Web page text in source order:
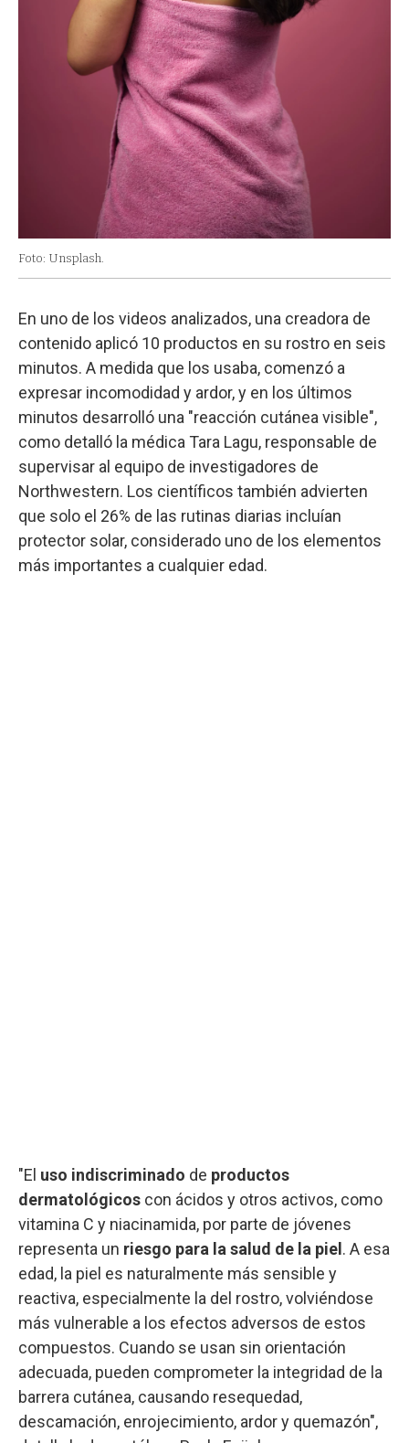
Foto: Unsplash.
En uno de los videos analizados, una creadora de
contenido aplicó 10 productos en su rostro en seis
minutos. A medida que los usaba, comenzó a
expresar incomodidad y ardor, y en los últimos
minutos desarrolló una "reacción cutánea visible",
como detalló la médica Tara Lagu, responsable de
supervisar al equipo de investigadores de
Northwestern. Los científicos también advierten
que solo el 26% de las rutinas diarias incluían
protector solar, considerado uno de los elementos
más importantes a cualquier edad.
"El uso indiscriminado de productos
dermatológicos con ácidos y otros activos, como
vitamina C y niacinamida, por parte de jóvenes
representa un riesgo para la salud de la piel . A esa
edad, la piel es naturalmente más sensible y
reactiva, especialmente la del rostro, volviéndose
más vulnerable a los efectos adversos de estos
compuestos. Cuando se usan sin orientación
adecuada, pueden comprometer la integridad de la
barrera cutánea, causando resequedad,
descamación, enrojecimiento, ardor y quemazón",